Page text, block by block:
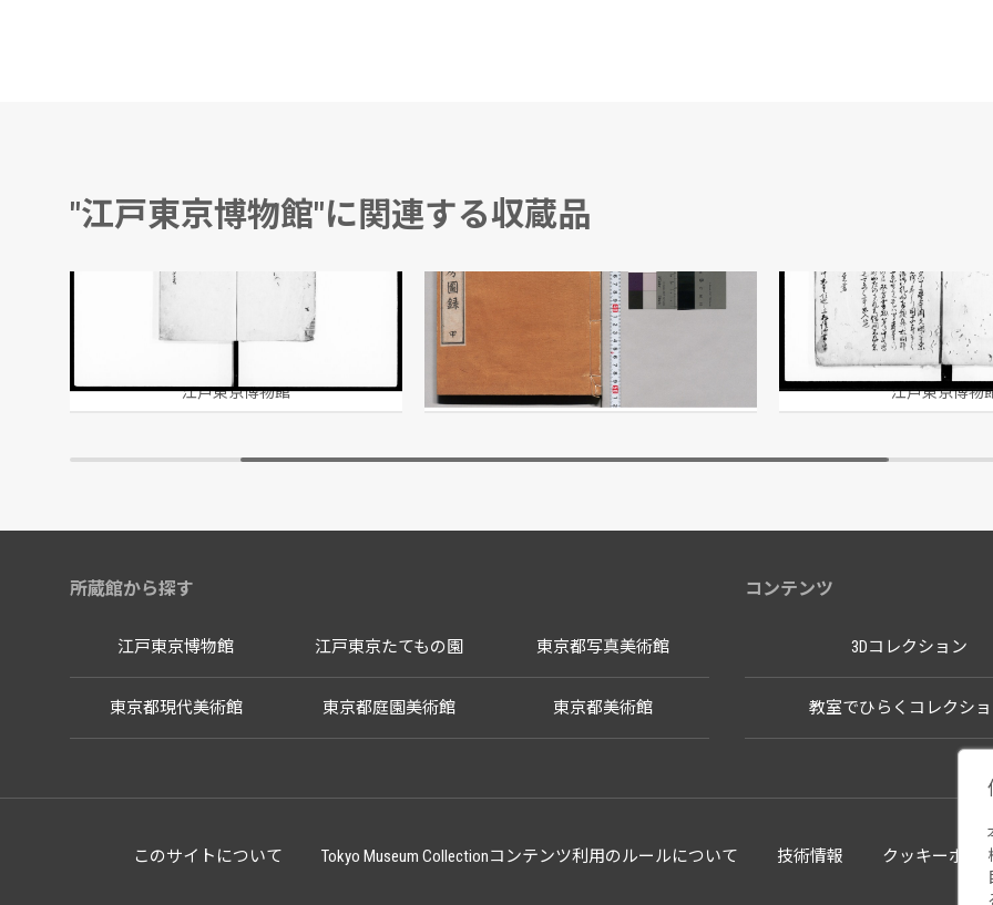
"江戸東京博物館"に関連する収蔵品
御仕置御改正御定書
江戸東京博物館
小山林堂書画文房図録 甲
市川三亥/編
江戸東京博物館
了専寺久唱寺宗意論
江戸東京博物
所蔵館から探す
江戸東京博物館 江戸東京たてもの園 東京都写真美術館
東京都現代美術館 東京都庭園美術館 東京都美術館
コンテンツ
3Dコレクション
教室でひらくコレクシ
このサイトについて Tokyo Museum Collectionコンテンツ利用のルールについて 技術情報 クッキーポリ